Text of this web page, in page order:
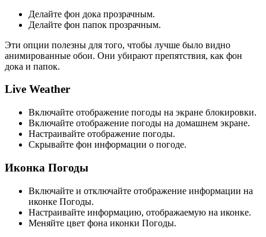
Делайте фон дока прозрачным.
Делайте фон папок прозрачным.
Эти опции полезны для того, чтобы лучше было видно
анимированные обои. Они убирают препятствия, как фон
дока и папок.
Live Weather
Включайте отображение погоды на экране блокировки.
Включайте отображение погоды на домашнем экране.
Настраивайте отображение погоды.
Скрывайте фон информации о погоде.
Иконка Погоды
Включайте и отключайте отображение информации на
иконке Погоды.
Настраивайте информацию, отображаемую на иконке.
Меняйте цвет фона иконки Погоды.